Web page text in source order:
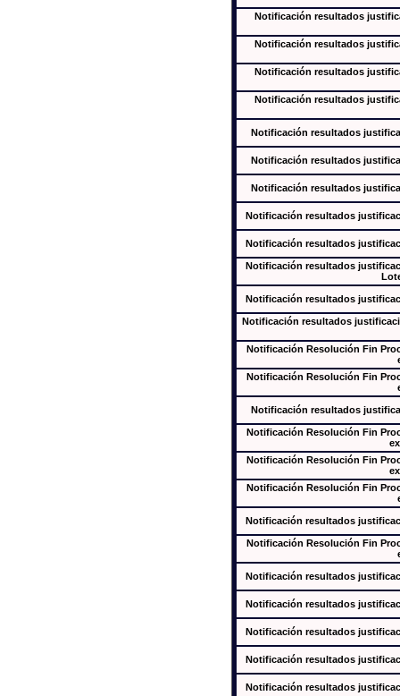
Notificación resultados
Notificación resultados
Notificación resultados
Notificación resultados
Notificación resultados
Notificación resultados
Notificación resultados
Notificación resultados
Notificación resultados
Notificación resultados
Notificación resultados
Notificación resultados
Notificación Resolución Fin
Notificación Resolución Fin
Notificación resultados
Notificación Resolución Fin
Notificación Resolución Fin
Notificación Resolución Fin
Notificación resultados
Notificación Resolución Fin
Notificación resultados
Notificación resultados
Notificación resultados
Notificación resultados
Notificación resultados